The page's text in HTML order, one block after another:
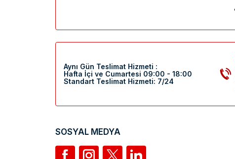
Aynı Gün Teslimat Hizmeti :
Hafta İçi ve Cumartesi 09:00 - 18:00
Standart Teslimat Hizmeti: 7/24
SOSYAL MEDYA